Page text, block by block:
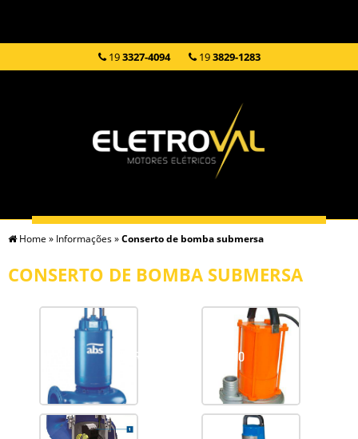
193327-4094 193829-1283
HOME EMPRESA SERVIÇOS PRODUTOS
INFORMAÇÕES CONTATO
Home » Informações»Conserto de bomba submersa
CONSERTO DE BOMBA SUBMERSA